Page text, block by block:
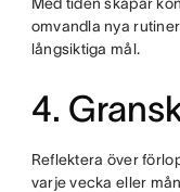
omvandla nya
långsiktiga mål.
4.
Reflektera över
varje vecka eller